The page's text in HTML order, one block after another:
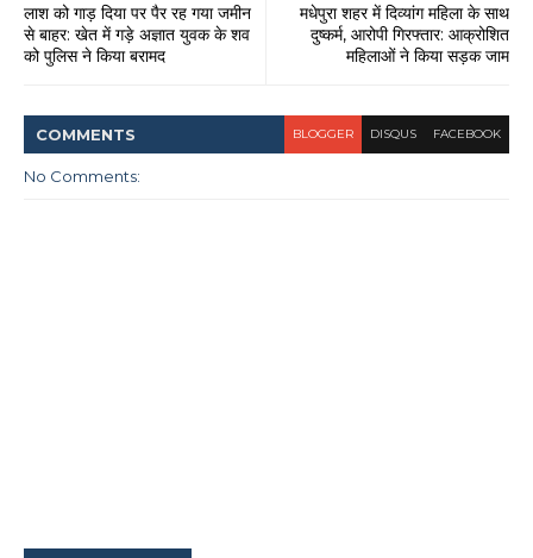
मधेपुरा शहर में दिव्यांग महिला के साथ
दुष्कर्म, आरोपी गिरफ्तार: आक्रोशित
महिलाओं ने किया सड़क जाम
लाश को गाड़ दिया पर पैर रह गया जमीन
से बाहर: खेत में गड़े अज्ञात युवक के शव
को पुलिस ने किया बरामद
COMMENTS BLOGGER DISQUS FACEBOOK
No Comments: